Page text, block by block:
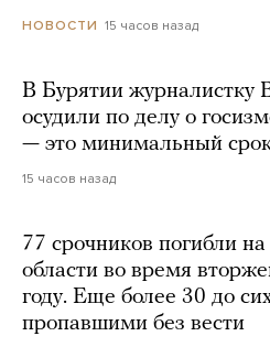
НОВОСТИ 15 часов назад
В Бурятии журналистку
осудили по делу о
— это минимальный срок
15 часов назад
77 срочников погибли
области во время
году. Еще более 30 до
пропавшими без вести